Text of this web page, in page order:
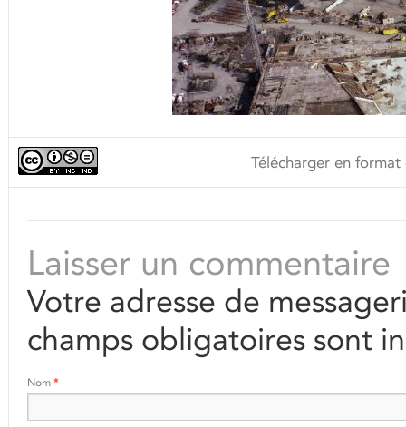
Télécharger en
Laisser un commentaire
Votre adresse de
champs obligatoires sont
Nom *